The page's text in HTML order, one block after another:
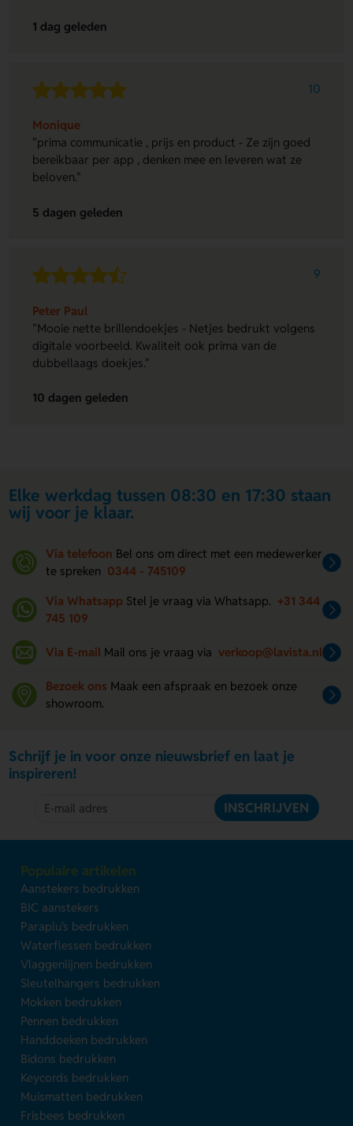
1 dag geleden
10
Monique
"prima communicatie , prijs en product - Ze zijn goed
bereikbaar per app , denken mee en leveren wat ze
beloven."
5 dagen geleden
9
Peter Paul
"Mooie nette brillendoekjes - Netjes bedrukt volgens
digitale voorbeeld. Kwaliteit ook prima van de
dubbellaags doekjes."
10 dagen geleden
Elke werkdag tussen 08:30 en 17:30 staan
wij voor je klaar.
Via telefoon Bel ons om direct met een medewerker
te spreken 0344 - 745109
Via Whatsapp Stel je vraag via Whatsapp. +31 344
745 109
Via E-mail Mail ons je vraag via verkoop@lavista.nl
Bezoek ons Maak een afspraak en bezoek onze
showroom.
Schrijf je in voor onze nieuwsbrief en laat je
inspireren!
INSCHRIJVEN
Populaire artikelen
Aanstekers bedrukken
BIC aanstekers
Paraplu's bedrukken
Waterflessen bedrukken
Vlaggenlijnen bedrukken
Sleutelhangers bedrukken
Mokken bedrukken
Pennen bedrukken
Handdoeken bedrukken
Bidons bedrukken
Keycords bedrukken
Muismatten bedrukken
Frisbees bedrukken